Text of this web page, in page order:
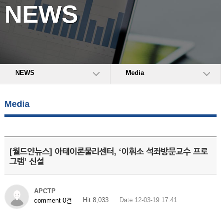
NEWS
NEWS Media
Media
[월드얀뉴스] 아태이론물리센터, ‘이휘소 석좌방문교수 프로
그램’ 신설
APCTP
comment 0건
Hit 8,033 Date 12-03-19 17:41